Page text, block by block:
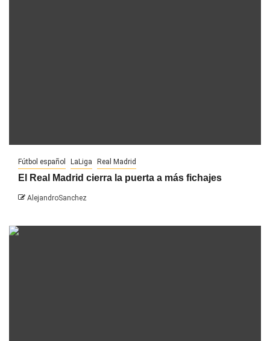
Fútbol español LaLiga Real Madrid
El Real Madrid cierra la puerta a más fichajes
AlejandroSanchez